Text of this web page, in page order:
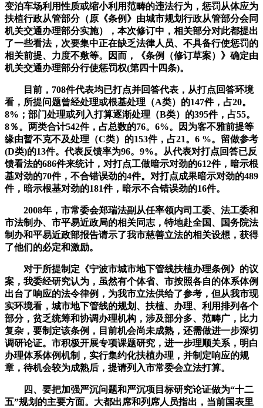
变泊车场利用性质或缩小利用范畴的违法行为，惩罚从体应为
扶植行政从管部分（原《条例》由城市规划行政从管部分会同
机关交通办理部分实施），本次修订中，相关部分对此都提出
了一些看法，次要集中正在缺乏法律人员、不具备行使惩罚的
相关前提、力度不敷等。因而，《条例（修订草案）》确定由
机关交通办理部分行使惩罚权(第四十四条)。
目前，708件代表均已打点并回答代表，从打点回答环境
看，所提问题曾经处理或根基处理（A类）的147件，占20。
8%；部门处理或列入打算逐渐处理（B类）的395件，占55。
8％。两类合计542件，占总数的76。6%。因为客不雅前提等
缘由暂不克不及处理（C类）的153件，占21。6 %。留做参考
(D类)的13件。代表反馈率为96。9%。从代表对打点回答已反
馈看法的686件来统计，对打点工做暗示对劲的612件，暗示根
基对劲的70件，不合错误劲的4件。对打点成果暗示对劲的489
件，暗示根基对劲的181件，暗示不合错误劲的16件。
2008年，市常委会郑瑞法副从任率领内司工委、法工委和
市法制办、市平易近政局的相关同志，特地赴全国、国务院法
制办和平易近政部报告请示了我市慈善立法的相关设想，获得
了他们的必定和激励。
对于所提制定《宁波市城市地下管线扶植办理条例》的议
案，我委经研究认为，虽然有个体省、市按照各自的体系体例
出台了响应的法令律例，为我市立法供给了参考，但从我市现
实环境看，城市地下管线的规划、扶植、办理、利用排列各个
部分，贫乏统筹和协调办理机构，涉及部分多、范畴广，比力
复杂，要制定该条例，目前机会尚未成熟，还需做进一步深切
调研论证。市积极开展专项课题研究，进一步理顺关系，明白
办理体系体例机制，实行集约化扶植办理，并制定响应的规
章，待机会较为成熟后，提请列入市常委会立法打算。
四、要把加强严沉问题和严沉项目标研究论证做为“十二
五”规划的主要方面。大都出席和列席人员指出，当前国表里